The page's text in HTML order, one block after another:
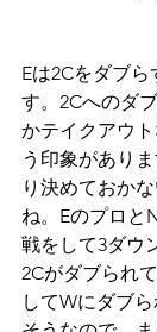
Eは2Cをダブ
す。2Cへのダ
かテイクアウ
う印象があり
り決めておか
ね。Eのプロと
戦をして3ダウ
2Cがダブられ
してWにダブ